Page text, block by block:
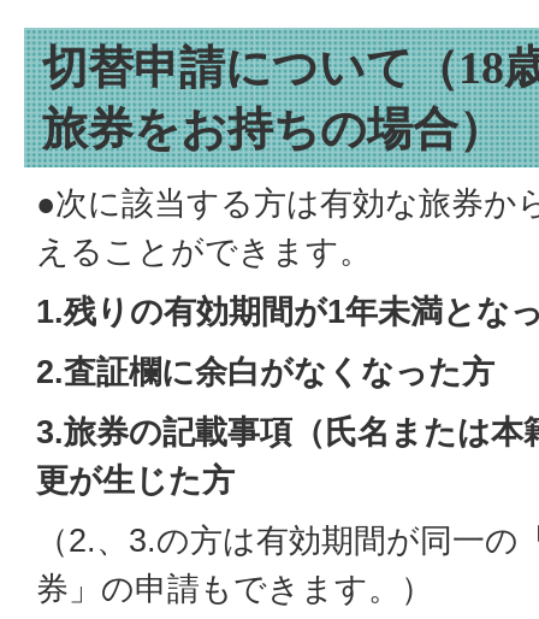
切替申請について（18
旅券をお持ちの場合）
●次に該当する方は有効な旅券か
えることができます。
1.残りの有効期間が1年未満とな
2.査証欄に余白がなくなった方
3.旅券の記載事項（氏名または本
更が生じた方
（2.、3.の方は有効期間が同一の
券」の申請もできます。）